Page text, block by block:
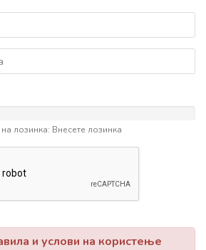
на лозинка: Внесете лозинка
и услови на користење